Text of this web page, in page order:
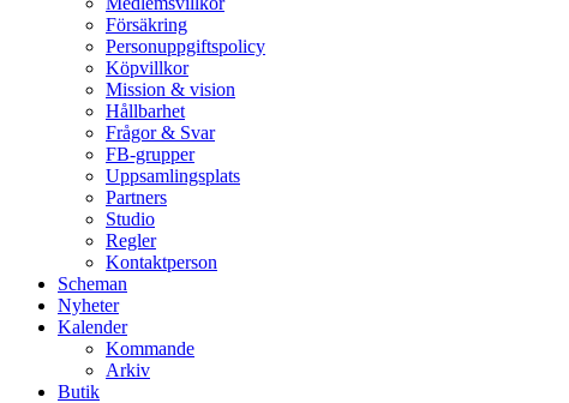
Försäkring
Personuppgiftspolicy
Köpvillkor
Mission & vision
Hållbarhet
Frågor & Svar
FB-grupper
Uppsamlingsplats
Partners
Studio
Regler
Kontaktperson
Scheman
Nyheter
Kalender
Kommande
Arkiv
Butik